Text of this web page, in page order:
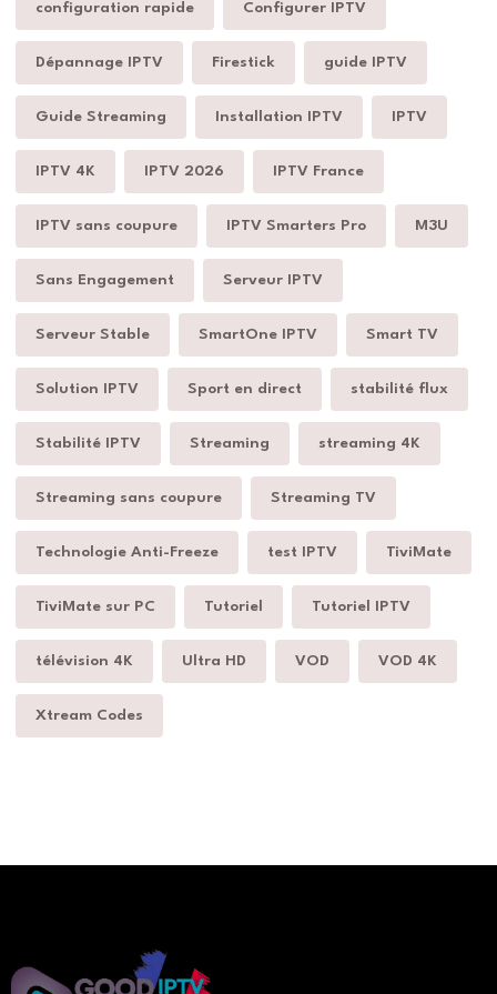
configuration rapide Configurer IPTV
Dépannage IPTV Firestick guide IPTV
Guide Streaming Installation IPTV IPTV
IPTV 4K IPTV 2026 IPTV France
IPTV sans coupure IPTV Smarters Pro M3U
Sans Engagement Serveur IPTV
Serveur Stable SmartOne IPTV Smart TV
Solution IPTV Sport en direct stabilité flux
Stabilité IPTV Streaming streaming 4K
Streaming sans coupure Streaming TV
Technologie Anti-Freeze test IPTV TiviMate
TiviMate sur PC Tutoriel Tutoriel IPTV
télévision 4K Ultra HD VOD VOD 4K
Xtream Codes